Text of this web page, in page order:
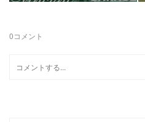
0コメント